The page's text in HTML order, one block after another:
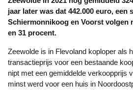
jaar later was dat 442.000 euro, een
Schiermonnikoog en Voorst volgen
en 31 procent.
Zeewolde is in Flevoland koploper als het gaat om de
transactieprijs voor een bestaande
nipt met een gemiddelde verkoopprijs
minst werd voor een huis in